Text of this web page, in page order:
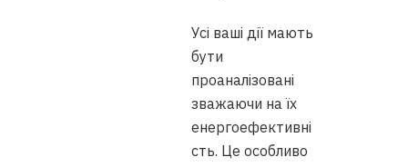
Усі ваші дії мають
бути
проаналізовані
зважаючи на їх
енергоефективні
сть. Це особливо